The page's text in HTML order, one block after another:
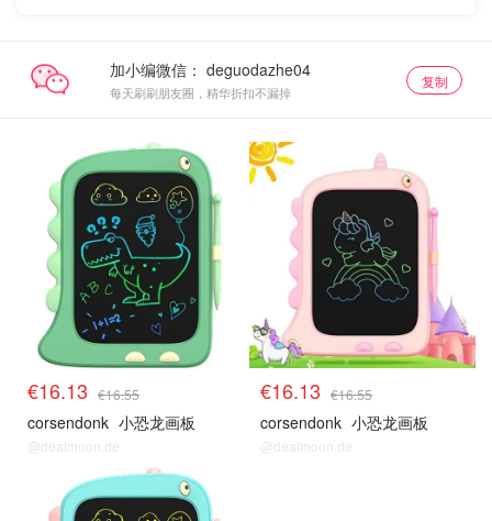
加小编微信：
每天刷刷朋友圈，精华折扣不漏掉
复制
€16.13 €16.55
corsendonk 小恐龙画板
@dealmoon.de
€16.13 €16.55
corsendonk 小恐龙画板
@dealmoon.de